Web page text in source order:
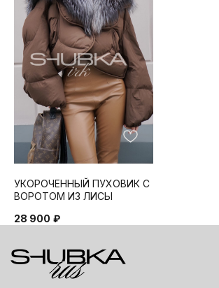
УКОРОЧЕННЫЙ ПУХОВИК С
ВОРОТОМ ИЗ ЛИСЫ
28 900 ₽